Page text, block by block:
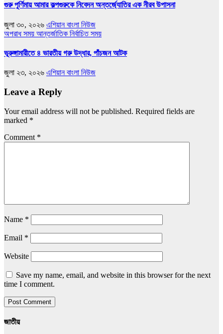
গুরু পূর্ণিমায় আমার কল্পগুরুকে নিবেদন অন্তর্জ্যোতির এক নীরব উপাসনা
জুলা ৩০, ২০২৬ এশিয়ান বাংলা নিউজ
অপরাধ সময় আন্তর্জাতিক নির্বাচিত সময়
ভূরুঙ্গামারীতে ৪ ভারতীয় গরু উদ্ধার, পাঁচজন আটক
জুলা ২৩, ২০২৬ এশিয়ান বাংলা নিউজ
Leave a Reply
Your email address will not be published. Required fields are
marked *
Comment *
Name *
Email *
Website
Save my name, email, and website in this browser for the next
time I comment.
জাতীয়